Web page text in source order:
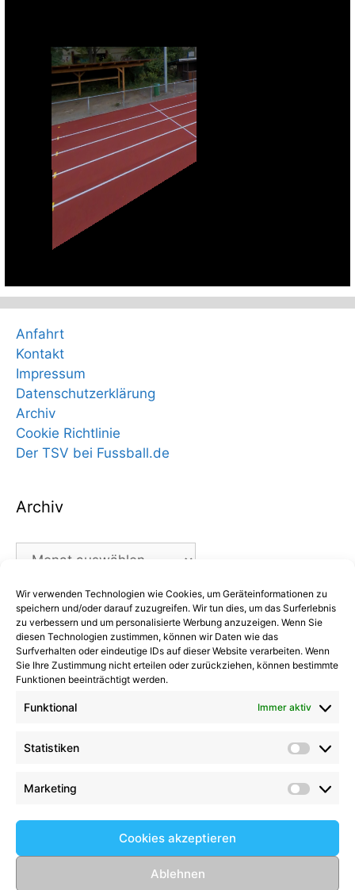
Wir verwenden Technologien wie Cookies, um Geräteinformationen zu
speichern und/oder darauf zuzugreifen. Wir tun dies, um das Surferlebnis
zu verbessern und um personalisierte Werbung anzuzeigen. Wenn Sie
diesen Technologien zustimmen, können wir Daten wie das
Surfverhalten oder eindeutige IDs auf dieser Website verarbeiten. Wenn
Sie Ihre Zustimmung nicht erteilen oder zurückziehen, können bestimmte
Funktionen beeinträchtigt werden.
Funktional Immer aktiv
Statistiken
Marketing
Cookies akzeptieren
Ablehnen
Anfahrt
Kontakt
Impressum
Datenschutzerklärung
Archiv
Cookie Richtlinie
Der TSV bei Fussball.de
Archiv
Archiv
Kategorien
Kategorien
Kommentare
Aufgalopp mit neuen Gesichtern: TSV Trittau
beendet seine Karriere: Ein paar Worte zum
2008er setzen Ihre